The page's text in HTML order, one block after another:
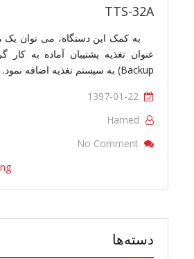
TTS-32A
Backup) به سیستم تغذیه اضافه نمود. این…
1397-01-22
Hamed
No Comment
دسته‌ها